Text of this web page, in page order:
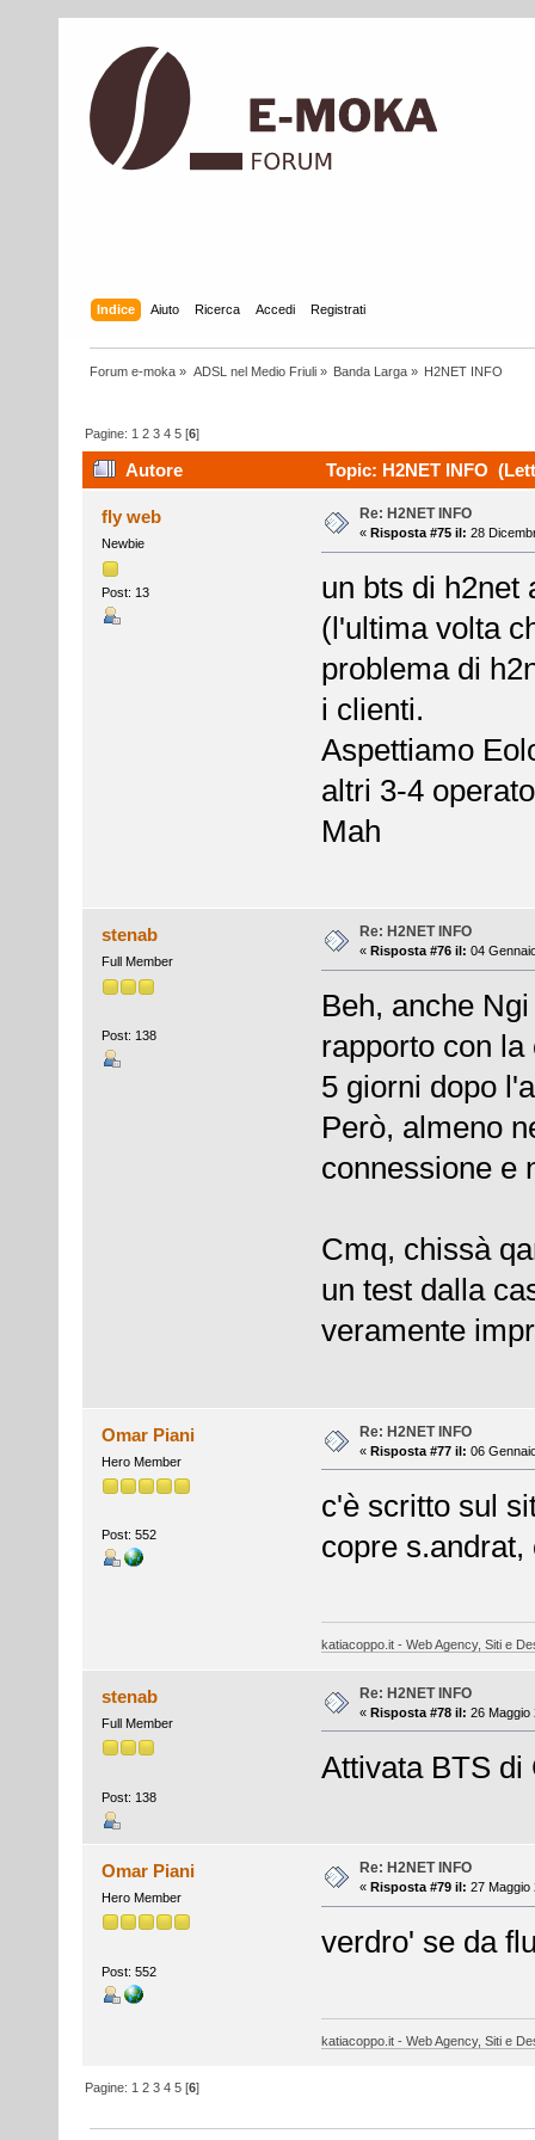
Indice Aiuto Ricerca Accedi Registrati
Forum e-moka » ADSL nel Medio Friuli» Banda Larga» H2NET INFO
Pagine: 1 2 3 4 5 [6]
Autore Topic: H2NET INFO
fly web
Newbie
Post: 13
Re: H2NET INFO
« Risposta #75 il: 28
un bts di h2net
(l'ultima volta
problema di
i clienti.
Aspettiamo
altri 3-4
Mah
stenab
Full Member
Post: 138
Re: H2NET INFO
« Risposta #76 il: 04
Beh, anche
rapporto con
5 giorni dopo
Però, almeno
connessione e
Cmq, chissà
un test dalla
veramente
Omar Piani
Hero Member
Post: 552
Re: H2NET INFO
« Risposta #77 il: 06
c'è scritto sul
copre
katiacoppo.it - Web Agency, Siti e
stenab
Full Member
Post: 138
Re: H2NET INFO
« Risposta #78 il: 26 Maggio
Attivata BTS di
Omar Piani
Hero Member
Post: 552
Re: H2NET INFO
« Risposta #79 il: 27 Maggio
verdro' se da
katiacoppo.it - Web Agency, Siti e
Pagine: 1 2 3 4 5 [6]